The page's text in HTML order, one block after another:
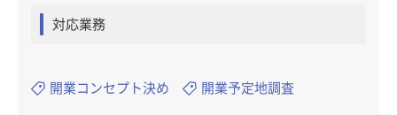
対応業務
開業コンセプト決め 開業予定地調査